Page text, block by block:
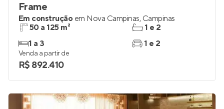
Frame
Em construção em Nova Campinas, Campinas
50 a 125 m²
1 a 3
1 e 2
1 e 2
Venda a partir de
R$ 892.410